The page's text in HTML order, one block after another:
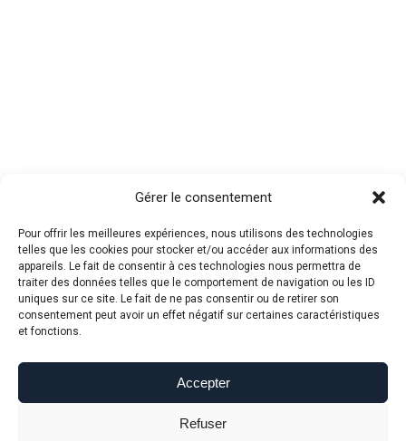
Gérer le consentement
Pour offrir les meilleures expériences, nous utilisons des technologies
telles que les cookies pour stocker et/ou accéder aux informations des
appareils. Le fait de consentir à ces technologies nous permettra de
traiter des données telles que le comportement de navigation ou les ID
uniques sur ce site. Le fait de ne pas consentir ou de retirer son
consentement peut avoir un effet négatif sur certaines caractéristiques
et fonctions.
Accepter
Refuser